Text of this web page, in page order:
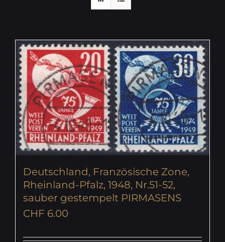
Deutschland, Französische Zone,
Rheinland-Pfalz, 1948, Nr.51-52,
sauber gestempelt PIRMASENS
CHF 6.00